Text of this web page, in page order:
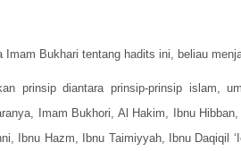
Bukhari tentang hadits ini, beliau
prinsip diantara prinsip-prinsip islam,
Imam Bukhori, Al Hakim, Ibnu Hibban,
Ibnu Hazm, Ibnu Taimiyyah, Ibnu Daqiqil